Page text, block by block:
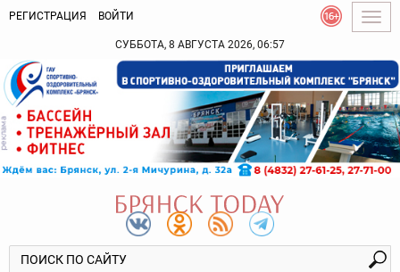
РЕГИСТРАЦИЯ ВОЙТИ
СУББОТА, 8 АВГУСТА 2026, 06:57